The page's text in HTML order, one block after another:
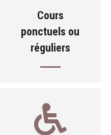
Cours
ponctuels ou
réguliers